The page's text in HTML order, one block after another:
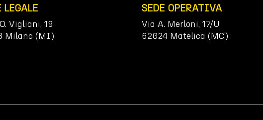
LEGALE
Vigliani, 19
Milano (MI)
SEDE OPERATIVA
Via A. Merloni, 17/U
62024 Matelica (MC)